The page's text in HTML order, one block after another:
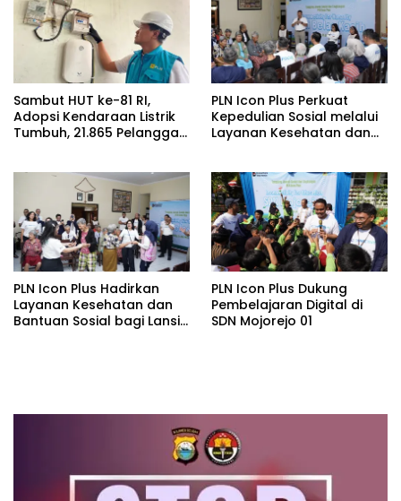
Watudodol/Kalipuro
Sambut HUT ke-81 RI,
Adopsi Kendaraan Listrik
Tumbuh, 21.865 Pelanggan
pada Semester I 2026
PLN Icon Plus Perkuat
Kepedulian Sosial melalui
Layanan Kesehatan dan
PLN Icon Plus Hadirkan
Layanan Kesehatan dan
Bantuan Sosial bagi Lansia
PLN Icon Plus Dukung
Pembelajaran Digital di
SDN Mojorejo 01